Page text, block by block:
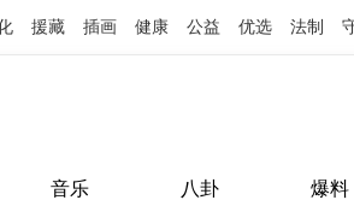
援藏 插画 健康 公益 优选 法制
音乐 八卦 爆料